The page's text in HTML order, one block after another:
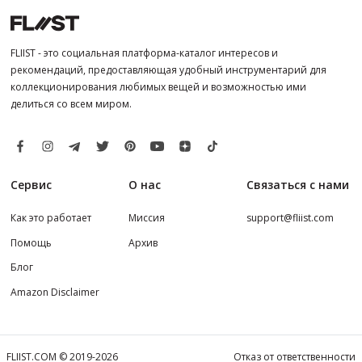
FLIIST - это социальная платформа-каталог интересов и
рекомендаций, предоставляющая удобный инструментарий для
коллекционирования любимых вещей и возможностью ими
делиться со всем миром.
Сервис
Как это работает
Помощь
Блог
Amazon Disclaimer
О нас
Миссия
Архив
Связаться с нами
support@fliist.com
FLIIST.COM © 2019-2026 Отказ от ответственности